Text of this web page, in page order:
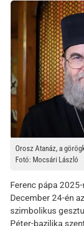
Kép
Orosz Atanáz, a
Fotó: Mocsári László
Ferenc pápa
December 24-én
szimbolikus
Péter-bazilika